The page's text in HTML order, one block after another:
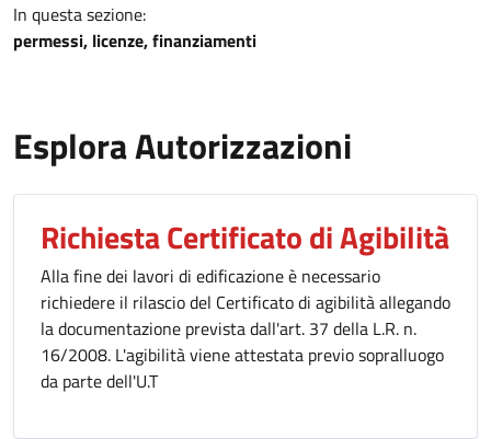
In questa sezione:
permessi, licenze, finanziamenti
Esplora Autorizzazioni
Richiesta Certificato di Agibilità
Alla fine dei lavori di edificazione è necessario
richiedere il rilascio del Certificato di agibilità allegando
la documentazione prevista dall'art. 37 della L.R. n.
16/2008. L'agibilità viene attestata previo sopralluogo
da parte dell'U.T